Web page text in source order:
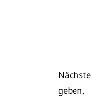
geben,